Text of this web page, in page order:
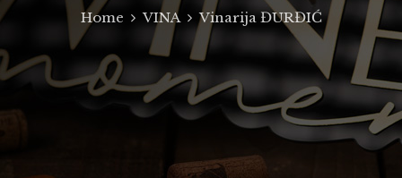
Home VINA Vinarija ĐURĐIĆ